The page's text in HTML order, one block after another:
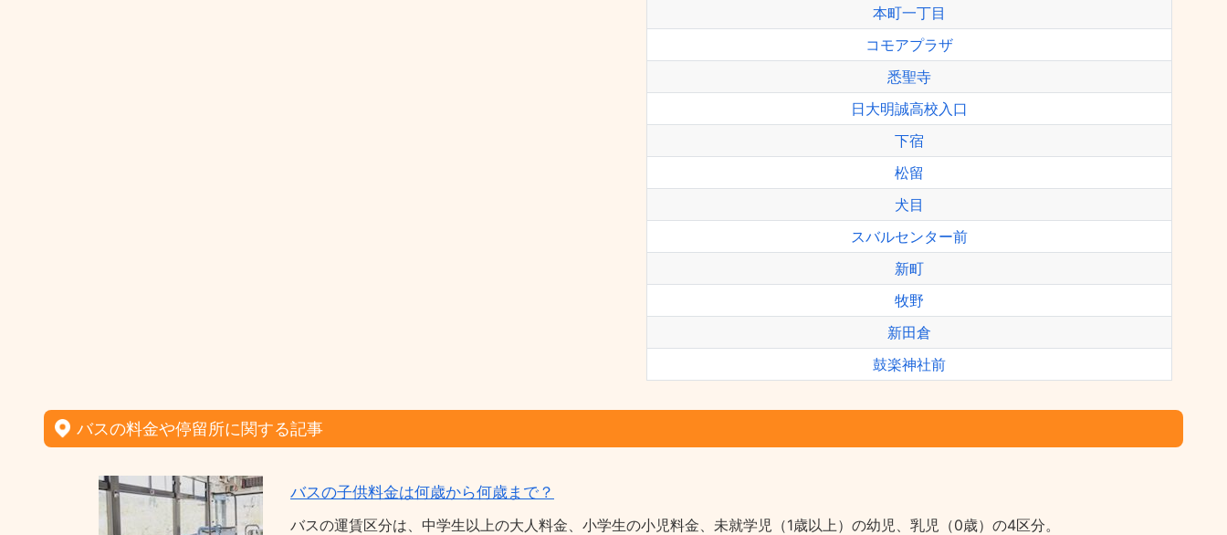
本町一丁目
コモアプラザ
悉聖寺
日大明誠高校入口
下宿
松留
犬目
スバルセンター前
新町
牧野
新田倉
鼓楽神社前
バスの料金や停留所に関する記事
バスの子供料金は何歳から何歳まで？
バスの運賃区分は、中学生以上の大人料金、小学生の小児料金、未就学児（1歳以上）の幼児、乳児（0歳）の4区分。